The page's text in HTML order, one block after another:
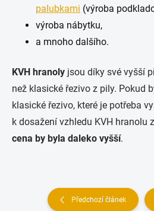
palubkami (výroba
výroba nábytku,
a mnoho dalšího.
KVH hranoly jsou díky své vyšší
než klasické řezivo z pily. Pokud
klasické řezivo, které je potřeba
k dosažení vzhledu KVH hranolu
cena by byla daleko vyšší.
Předchozí článek